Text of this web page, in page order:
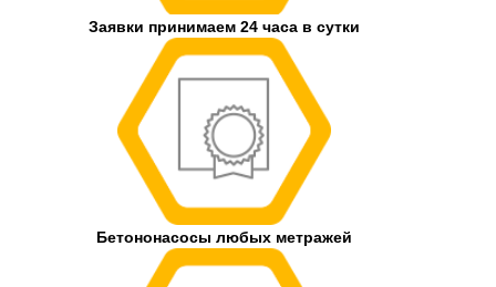
Заявки принимаем 24 часа в сутки
Бетононасосы любых метражей